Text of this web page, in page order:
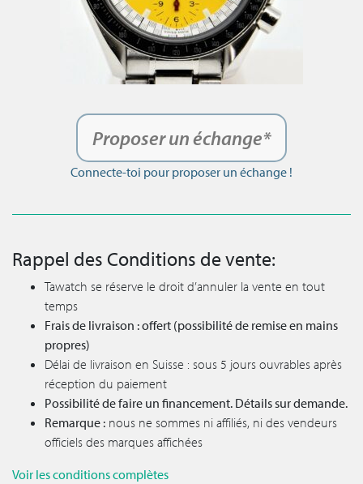
Proposer un échange*
Connecte-toi pour proposer un échange !
Rappel des Conditions de vente:
Tawatch se réserve le droit d’annuler la vente en tout
temps
Frais de livraison : offert (possibilité de remise en mains
propres)
Délai de livraison en Suisse : sous 5 jours ouvrables après
réception du paiement
Possibilité de faire un financement. Détails sur demande.
Remarque : nous ne sommes ni affiliés, ni des vendeurs
officiels des marques affichées
Voir les conditions complètes